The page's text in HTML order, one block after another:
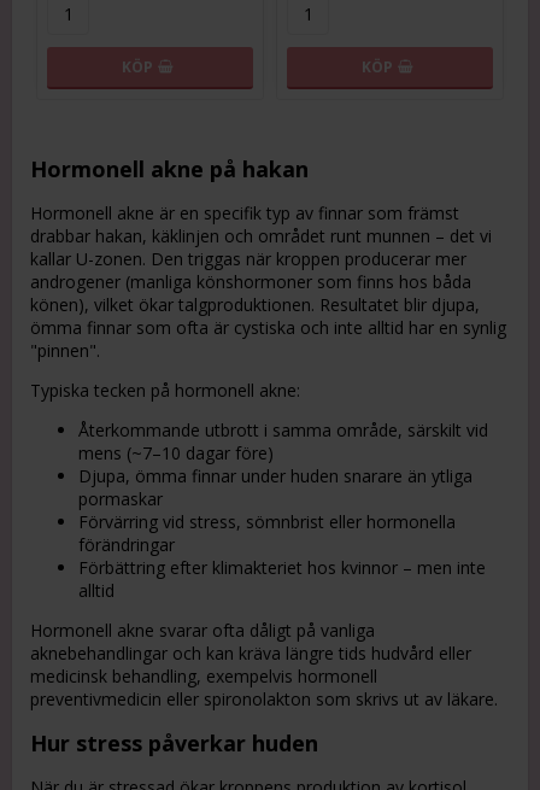
KÖP KÖP
Hormonell akne på hakan
Hormonell akne är en specifik typ av finnar som främst
drabbar hakan, käklinjen och området runt munnen – det vi
kallar U-zonen. Den triggas när kroppen producerar mer
androgener (manliga könshormoner som finns hos båda
könen), vilket ökar talgproduktionen. Resultatet blir djupa,
ömma finnar som ofta är cystiska och inte alltid har en synlig
"pinnen".
Typiska tecken på hormonell akne:
Återkommande utbrott i samma område, särskilt vid
mens (~7–10 dagar före)
Djupa, ömma finnar under huden snarare än ytliga
pormaskar
Förvärring vid stress, sömnbrist eller hormonella
förändringar
Förbättring efter klimakteriet hos kvinnor – men inte
alltid
Hormonell akne svarar ofta dåligt på vanliga
aknebehandlingar och kan kräva längre tids hudvård eller
medicinsk behandling, exempelvis hormonell
preventivmedicin eller spironolakton som skrivs ut av läkare.
Hur stress påverkar huden